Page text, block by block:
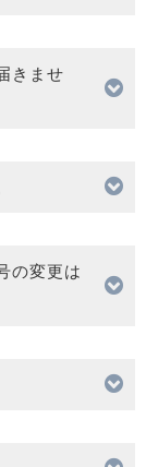
きませ
の変更は